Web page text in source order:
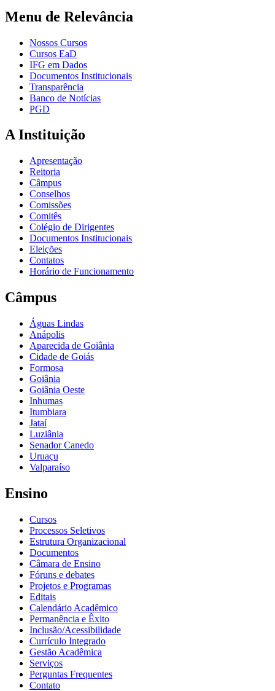
Menu de Relevância
Nossos Cursos
Cursos EaD
IFG em Dados
Documentos Institucionais
Transparência
Banco de Notícias
PGD
A Instituição
Apresentação
Reitoria
Câmpus
Conselhos
Comissões
Comitês
Colégio de Dirigentes
Documentos Institucionais
Eleições
Contatos
Horário de Funcionamento
Câmpus
Águas Lindas
Anápolis
Aparecida de Goiânia
Cidade de Goiás
Formosa
Goiânia
Goiânia Oeste
Inhumas
Itumbiara
Jataí
Luziânia
Senador Canedo
Uruaçu
Valparaíso
Ensino
Cursos
Processos Seletivos
Estrutura Organizacional
Documentos
Câmara de Ensino
Fóruns e debates
Projetos e Programas
Editais
Calendário Acadêmico
Permanência e Êxito
Inclusão/Acessibilidade
Currículo Integrado
Gestão Acadêmica
Serviços
Perguntas Frequentes
Contato